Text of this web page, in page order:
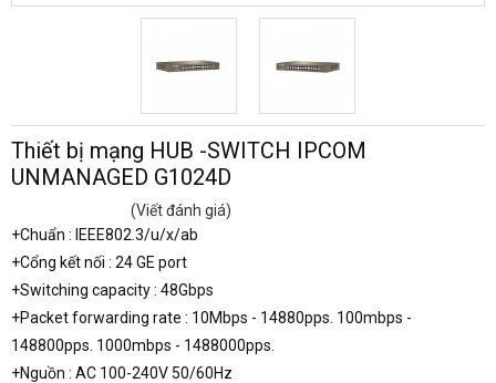
Thiết bị mạng HUB -SWITCH IPCOM
UNMANAGED G1024D
(Viết đánh giá)
+Chuẩn : IEEE802.3/u/x/ab
+Cổng kết nối : 24 GE port
+Switching capacity : 48Gbps
+Packet forwarding rate : 10Mbps - 14880pps. 100mbps -
148800pps. 1000mbps - 1488000pps.
+Nguồn : AC 100-240V 50/60Hz